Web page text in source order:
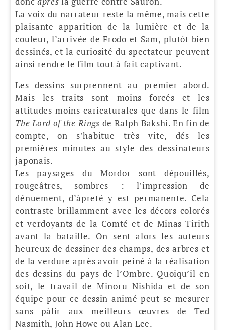
La voix du narrateur reste la même, mais cette
plaisante apparition de la lumière et de la
couleur, l’arrivée de Frodo et Sam, plutôt bien
dessinés, et la curiosité du spectateur peuvent
ainsi rendre le film tout à fait captivant.
Les dessins surprennent au premier abord.
Mais les traits sont moins forcés et les
attitudes moins caricaturales que dans le film
The Lord of the Rings de Ralph Bakshi. En fin de
compte, on s’habitue très vite, dés les
premières minutes au style des dessinateurs
japonais.
Les paysages du Mordor sont dépouillés,
rougeâtres, sombres : l’impression de
dénuement, d’âpreté y est permanente. Cela
contraste brillamment avec les décors colorés
et verdoyants de la Comté et de Minas Tirith
avant la bataille. On sent alors les auteurs
heureux de dessiner des champs, des arbres et
de la verdure après avoir peiné à la réalisation
des dessins du pays de l’Ombre. Quoiqu’il en
soit, le travail de Minoru Nishida et de son
équipe pour ce dessin animé peut se mesurer
sans pâlir aux meilleurs œuvres de Ted
Nasmith, John Howe ou Alan Lee.